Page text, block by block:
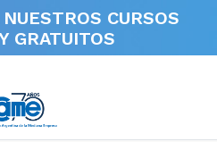
CURSOS
GRATUITOS